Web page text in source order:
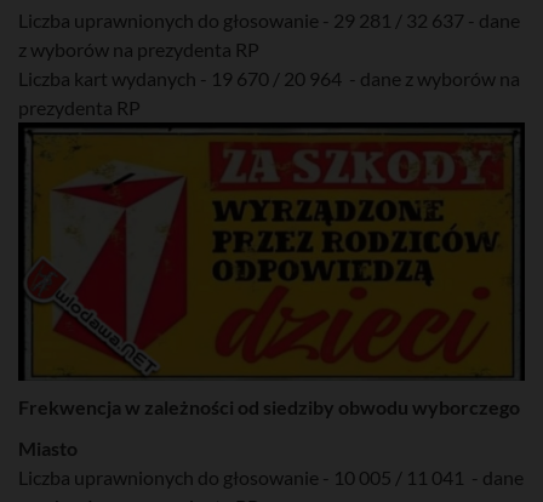
Liczba uprawnionych do głosowanie - 29 281 / 32 637 - dane
z wyborów na prezydenta RP
Liczba kart wydanych - 19 670 / 20 964 - dane z wyborów na
prezydenta RP
Frekwencja w zależności od siedziby obwodu wyborczego
Miasto
Liczba uprawnionych do głosowanie - 10 005 / 11 041 - dane